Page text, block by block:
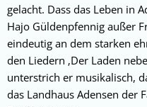
gelacht. Dass das Leben in
Hajo Güldenpfennig außer
eindeutig an dem starken
den Liedern ‚Der Laden
unterstrich er musikalisch,
das Landhaus Adensen der